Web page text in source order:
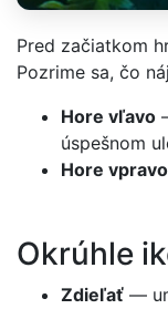
Pred začiatkom
Pozrime sa, čo
Hore vľavo
úspešnom
Hore vpravo
Okrúhle
Zdieľať —